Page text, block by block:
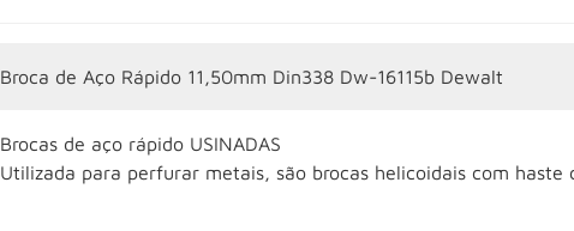
Broca de Aço Rápido 11,50mm Din338 Dw-16115b Dewalt
Brocas de aço rápido USINADAS
Utilizada para perfurar metais, são brocas helicoidais com haste